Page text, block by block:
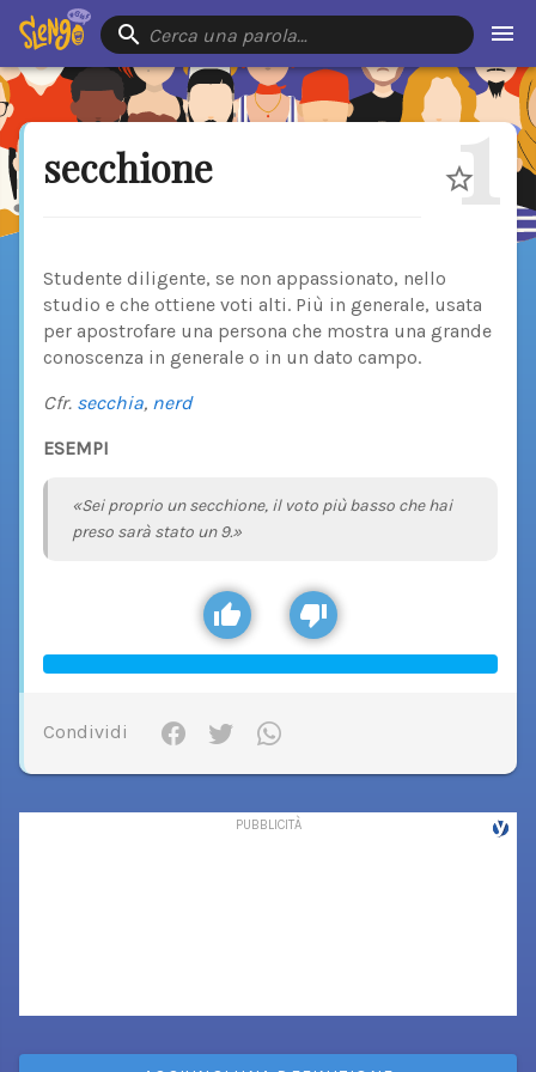
Cerca una parola…
secchione 1
Studente diligente, se non appassionato, nello
studio e che ottiene voti alti. Più in generale, usata
per apostrofare una persona che mostra una grande
conoscenza in generale o in un dato campo.
Cfr. secchia, nerd
ESEMPI
«Sei proprio un secchione, il voto più basso che hai
preso sarà stato un 9.»
Condividi